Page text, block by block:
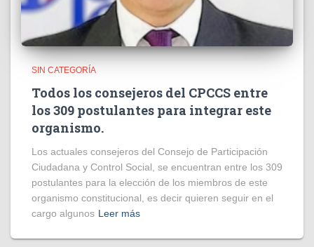
SIN CATEGORÍA
Todos los consejeros del CPCCS entre
los 309 postulantes para integrar este
organismo.
Los actuales consejeros del Consejo de Participación
Ciudadana y Control Social, se encuentran entre los 309
postulantes para la elección de los miembros de este
organismo constitucional, es decir quieren seguir en el
cargo algunos Leer más